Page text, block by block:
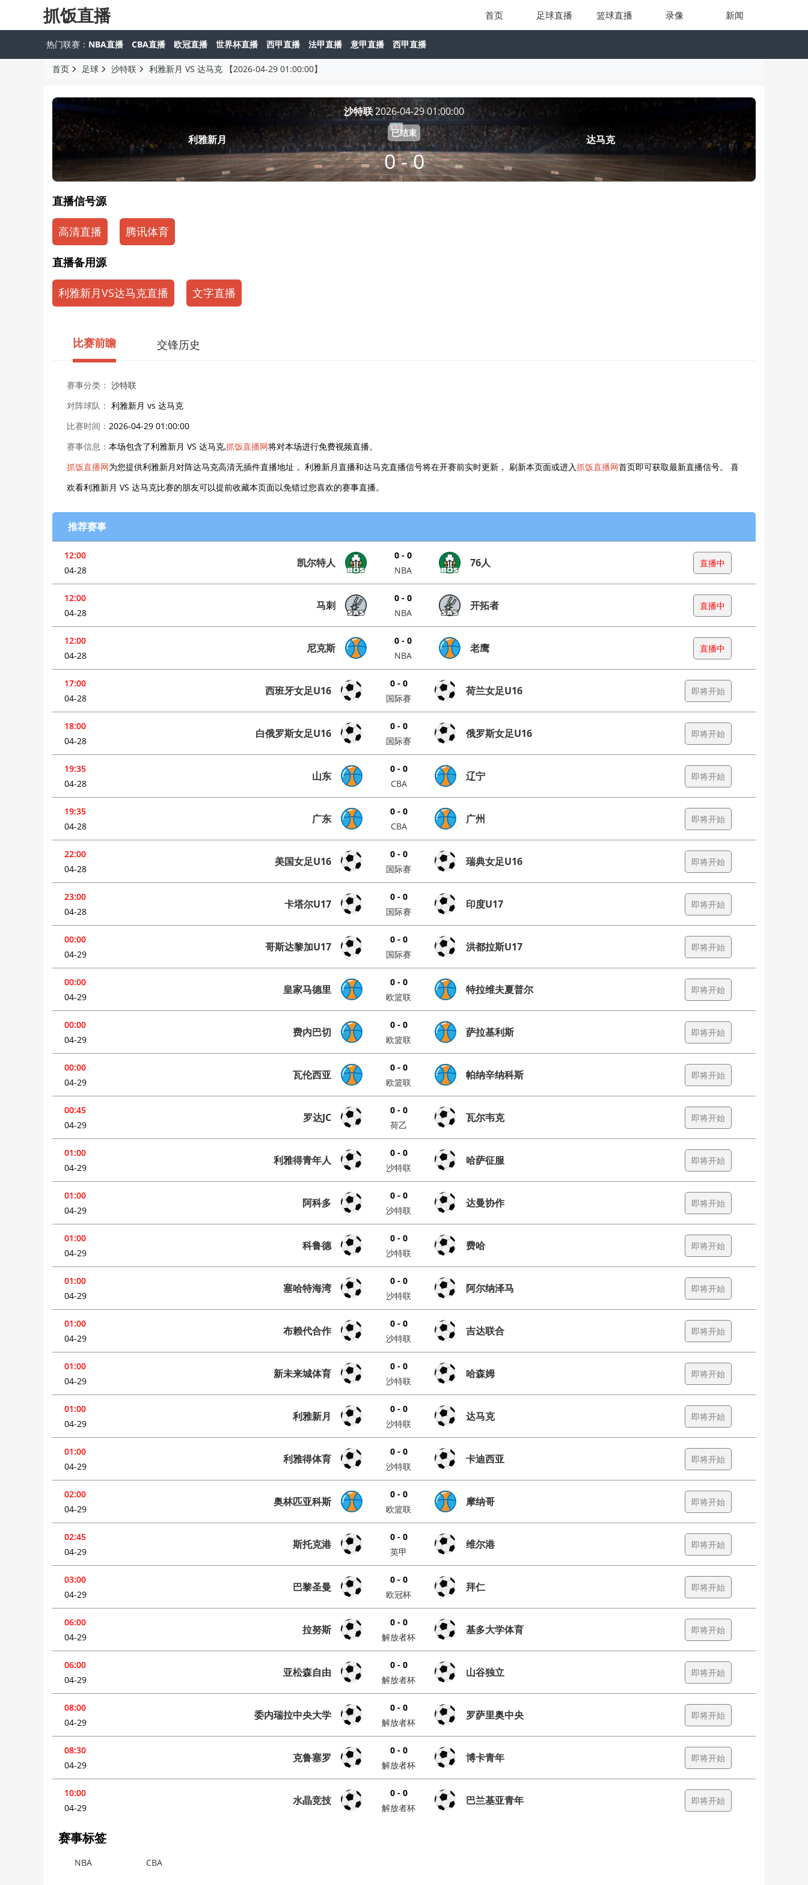
抓饭直播 首页 足球直播 篮球直播 录像 新闻
热门联赛： NBA直播 CBA直播 欧冠直播 世界杯直播 西甲直播 法甲直播 意甲直播 西甲直播
首页 足球 沙特联 利雅新月 VS 达马克 【2026-04-29 01:00:00】
利雅新月
沙特联2026-04-29 01:00:00
已结束
0 - 0
达马克
直播信号源
高清直播 腾讯体育
直播备用源
利雅新月VS达马克直播 文字直播
比赛前瞻 交锋历史
赛事分类： 沙特联
对阵球队： 利雅新月 vs 达马克
比赛时间： 2026-04-29 01:00:00
赛事信息： 本场包含了利雅新月 VS 达马克,抓饭直播网将对本场进行免费视频直播。
抓饭直播网为您提供利雅新月对阵达马克高清无插件直播地址， 利雅新月直播和达马克直播信号将在开赛前实时更新， 刷新本页面或进入抓饭直播网首页即可获取最新直播信号。 喜
欢看利雅新月 VS 达马克比赛的朋友可以提前收藏本页面以免错过您喜欢的赛事直播。
推荐赛事
12:00
04-28
凯尔特人
0 - 0
NBA
76人 直播中
12:00
04-28
马刺
0 - 0
NBA
开拓者 直播中
12:00
04-28
尼克斯
0 - 0
NBA
老鹰 直播中
17:00
04-28
西班牙女足U16
0 - 0
国际赛
荷兰女足U16 即将开始
18:00
04-28
白俄罗斯女足U16
0 - 0
国际赛
俄罗斯女足U16 即将开始
19:35
04-28
山东
0 - 0
CBA
辽宁 即将开始
19:35
04-28
广东
0 - 0
CBA
广州 即将开始
22:00
04-28
美国女足U16
0 - 0
国际赛
瑞典女足U16 即将开始
23:00
04-28
卡塔尔U17
0 - 0
国际赛
印度U17 即将开始
00:00
04-29
哥斯达黎加U17
0 - 0
国际赛
洪都拉斯U17 即将开始
00:00
04-29
皇家马德里
0 - 0
欧篮联
特拉维夫夏普尔 即将开始
00:00
04-29
费内巴切
0 - 0
欧篮联
萨拉基利斯 即将开始
00:00
04-29
瓦伦西亚
0 - 0
欧篮联
帕纳辛纳科斯 即将开始
00:45
04-29
罗达JC
0 - 0
荷乙
瓦尔韦克 即将开始
01:00
04-29
利雅得青年人
0 - 0
沙特联
哈萨征服 即将开始
01:00
04-29
阿科多
0 - 0
沙特联
达曼协作 即将开始
01:00
04-29
科鲁德
0 - 0
沙特联
费哈 即将开始
01:00
04-29
塞哈特海湾
0 - 0
沙特联
阿尔纳泽马 即将开始
01:00
04-29
布赖代合作
0 - 0
沙特联
吉达联合 即将开始
01:00
04-29
新未来城体育
0 - 0
沙特联
哈森姆 即将开始
01:00
04-29
利雅新月
0 - 0
沙特联
达马克 即将开始
01:00
04-29
利雅得体育
0 - 0
沙特联
卡迪西亚 即将开始
02:00
04-29
奥林匹亚科斯
0 - 0
欧篮联
摩纳哥 即将开始
02:45
04-29
斯托克港
0 - 0
英甲
维尔港 即将开始
03:00
04-29
巴黎圣曼
0 - 0
欧冠杯
拜仁 即将开始
06:00
04-29
拉努斯
0 - 0
解放者杯
基多大学体育 即将开始
06:00
04-29
亚松森自由
0 - 0
解放者杯
山谷独立 即将开始
08:00
04-29
委内瑞拉中央大学
0 - 0
解放者杯
罗萨里奥中央 即将开始
08:30
04-29
克鲁塞罗
0 - 0
解放者杯
博卡青年 即将开始
10:00
04-29
水晶竞技
0 - 0
解放者杯
巴兰基亚青年 即将开始
赛事标签
NBA CBA